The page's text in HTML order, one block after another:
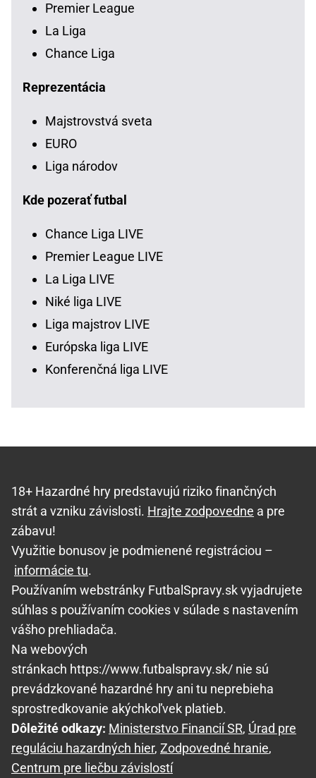
Premier League
La Liga
Chance Liga
Reprezentácia
Majstrovstvá sveta
EURO
Liga národov
Kde pozerať futbal
Chance Liga LIVE
Premier League LIVE
La Liga LIVE
Niké liga LIVE
Liga majstrov LIVE
Európska liga LIVE
Konferenčná liga LIVE
18+ Hazardné hry predstavujú riziko finančných
strát a vzniku závislosti. Hrajte zodpovedne a pre
zábavu!
Využitie bonusov je podmienené registráciou –
informácie tu.
Používaním webstránky FutbalSpravy.sk vyjadrujete
súhlas s používaním cookies v súlade s nastavením
vášho prehliadača.
Na webových
stránkach https://www.futbalspravy.sk/ nie sú
prevádzkované hazardné hry ani tu neprebieha
sprostredkovanie akýchkoľvek platieb.
Dôležité odkazy: Ministerstvo Financií SR, Úrad pre
reguláciu hazardných hier, Zodpovedné hranie,
Centrum pre liečbu závislostí